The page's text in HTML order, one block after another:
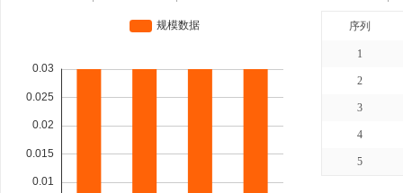
序列
1
2
3
4
5